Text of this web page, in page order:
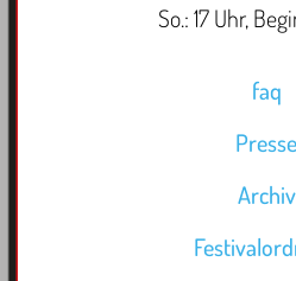
So.: 17 Uhr,
faq
Presse
Archiv